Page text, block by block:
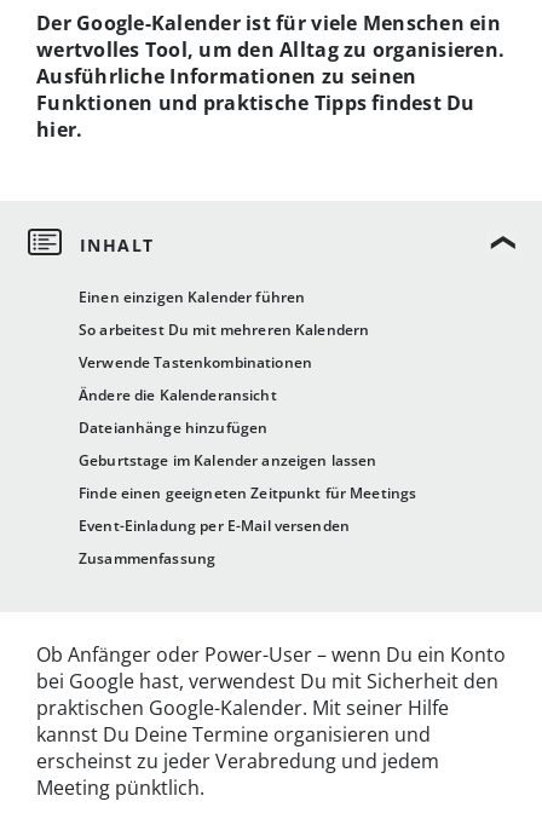
Einen einzigen Kalender führen
So arbeitest Du mit mehreren Kalendern
Verwende Tastenkombinationen
Ändere die Kalenderansicht
Dateianhänge hinzufügen
Geburtstage im Kalender anzeigen lassen
Finde einen geeigneten Zeitpunkt für Meetings
Event-Einladung per E-Mail versenden
Zusammenfassung
Der Google-Kalender ist für viele Menschen ein
wertvolles Tool, um den Alltag zu organisieren.
Ausführliche Informationen zu seinen
Funktionen und praktische Tipps findest Du
hier.
Ob Anfänger oder Power-User – wenn Du ein Konto
bei Google hast, verwendest Du mit Sicherheit den
praktischen Google-Kalender. Mit seiner Hilfe
kannst Du Deine Termine organisieren und
erscheinst zu jeder Verabredung und jedem
Meeting pünktlich.